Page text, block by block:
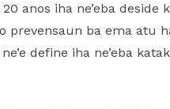
anos iha ne’eba
prevensaun ba ema atu
define iha ne’eba